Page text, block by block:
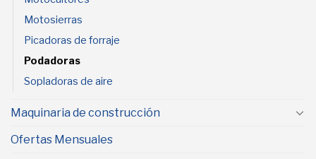
Motosierras
Picadoras de forraje
Podadoras
Sopladoras de aire
Maquinaria de construcción
Ofertas Mensuales